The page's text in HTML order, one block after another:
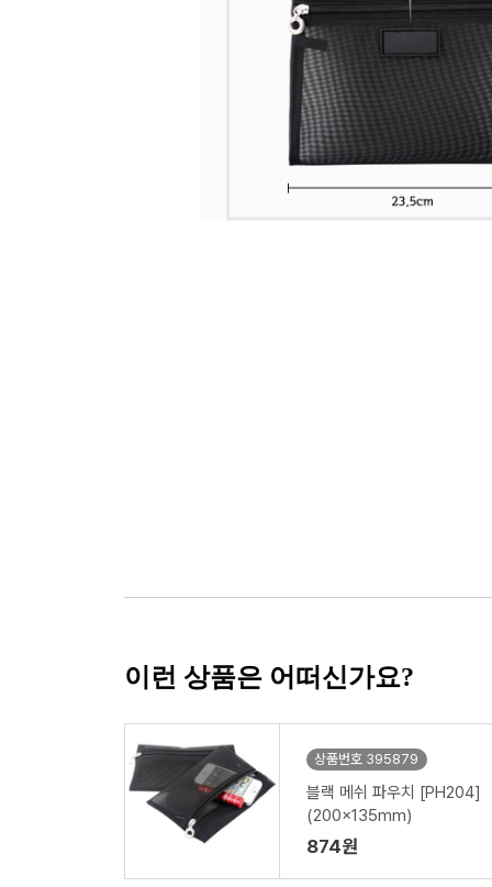
이런 상품은 어떠신가요?
상품번호 395879
블랙 메쉬 파우치 [PH204]
(200x135mm)
874원